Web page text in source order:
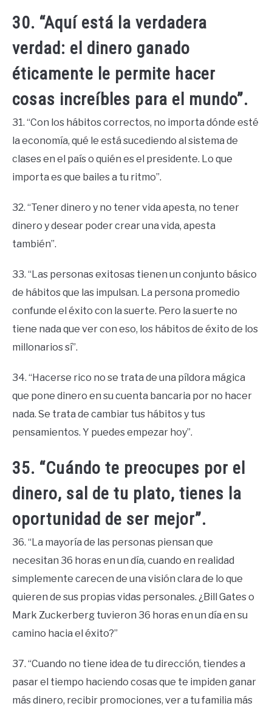
30. “Aquí está la verdadera
verdad: el dinero ganado
éticamente le permite hacer
cosas increíbles para el mundo”.
31. “Con los hábitos correctos, no importa dónde esté
la economía, qué le está sucediendo al sistema de
clases en el país o quién es el presidente. Lo que
importa es que bailes a tu ritmo”.
32. “Tener dinero y no tener vida apesta, no tener
dinero y desear poder crear una vida, apesta
también”.
33. “Las personas exitosas tienen un conjunto básico
de hábitos que las impulsan. La persona promedio
confunde el éxito con la suerte. Pero la suerte no
tiene nada que ver con eso, los hábitos de éxito de los
millonarios sí”.
34. “Hacerse rico no se trata de una píldora mágica
que pone dinero en su cuenta bancaria por no hacer
nada. Se trata de cambiar tus hábitos y tus
pensamientos. Y puedes empezar hoy”.
35. “Cuándo te preocupes por el
dinero, sal de tu plato, tienes la
oportunidad de ser mejor”.
36. “La mayoría de las personas piensan que
necesitan 36 horas en un día, cuando en realidad
simplemente carecen de una visión clara de lo que
quieren de sus propias vidas personales. ¿Bill Gates o
Mark Zuckerberg tuvieron 36 horas en un día en su
camino hacia el éxito?”
37. “Cuando no tiene idea de tu dirección, tiendes a
pasar el tiempo haciendo cosas que te impiden ganar
más dinero, recibir promociones, ver a tu familia más